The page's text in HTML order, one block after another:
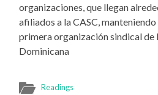
organizaciones, que llegan
afiliados a la CASC,
primera organización sindical de
Dominicana
Readings